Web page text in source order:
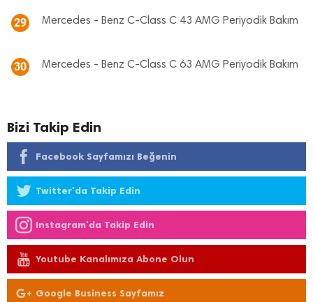
29 Mercedes - Benz C-Class C 43 AMG Periyodik Bakım
30 Mercedes - Benz C-Class C 63 AMG Periyodik Bakım
Bizi Takip Edin
Facebook Sayfamızı Beğenin
Twitter'da Takip Edin
Instagram'da Takip Edin
Youtube Kanalımıza Abone Olun
Google Business Sayfamız